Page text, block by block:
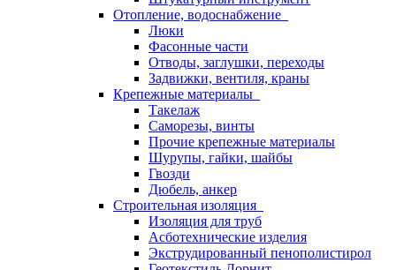
Отопление, водоснабжение
Люки
Фасонные части
Отводы, заглушки, переходы
Задвижки, вентиля, краны
Крепежные материалы
Такелаж
Саморезы, винты
Прочие крепежные материалы
Шурупы, гайки, шайбы
Гвозди
Дюбель, анкер
Строительная изоляция
Изоляция для труб
Асботехнические изделия
Экструдированный пенополистирол